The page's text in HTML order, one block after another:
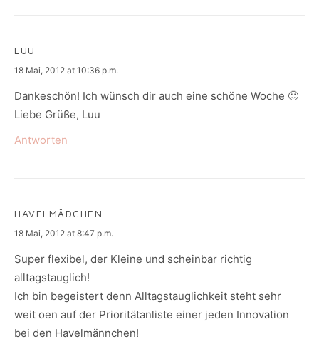
LUU
says:
18 Mai, 2012 at 10:36 p.m.
Dankeschön! Ich wünsch dir auch eine schöne Woche 🙂
Liebe Grüße, Luu
Antworten
HAVELMÄDCHEN
says:
18 Mai, 2012 at 8:47 p.m.
Super flexibel, der Kleine und scheinbar richtig
alltagstauglich!
Ich bin begeistert denn Alltagstauglichkeit steht sehr
weit oen auf der Prioritätanliste einer jeden Innovation
bei den Havelmännchen!